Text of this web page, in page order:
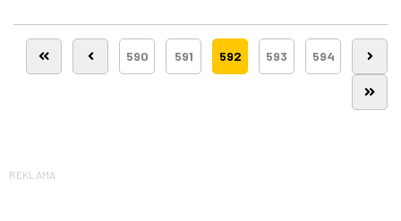
590 591 592 593 594
REKLAMA